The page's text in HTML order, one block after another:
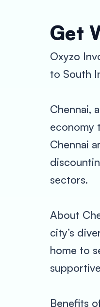
Get
Oxyzo
to South
Chennai,
economy
Chennai
sectors.
About
city’s
home to
Benefits